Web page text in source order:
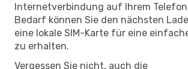
Internetverbindung auf Ihrem Telefon
Bedarf können Sie den nächsten
eine lokale SIM-Karte für eine
zu erhalten.
Vergessen Sie nicht, auch die